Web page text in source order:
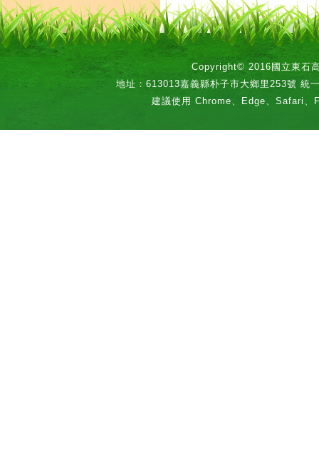
Copyright© 2016國立東石
地址：613013嘉義縣朴子市大鄉里253號 統
建議使用 Chrome、Edge、Safari